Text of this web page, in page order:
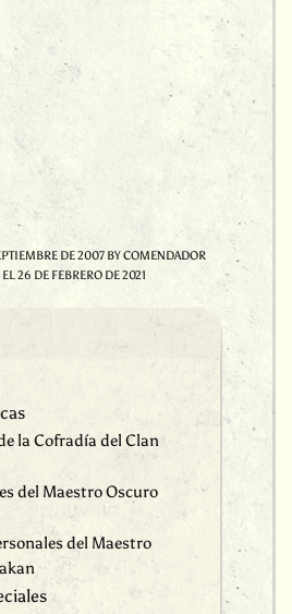
DE 2007BYCOMENDADOR
EL26 DE FEBRERO DE 2021
la Cofradía del Clan
del Maestro Oscuro
del Maestro